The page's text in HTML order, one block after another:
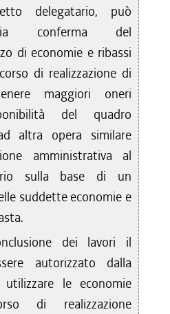
delegatario, può
conferma del
di economie e ribassi
di realizzazione di
maggiori oneri
del quadro
altra opera similare
amministrativa al
sulla base di un
suddette economie e
dei lavori il
autorizzato dalla
le economie
di realizzazione